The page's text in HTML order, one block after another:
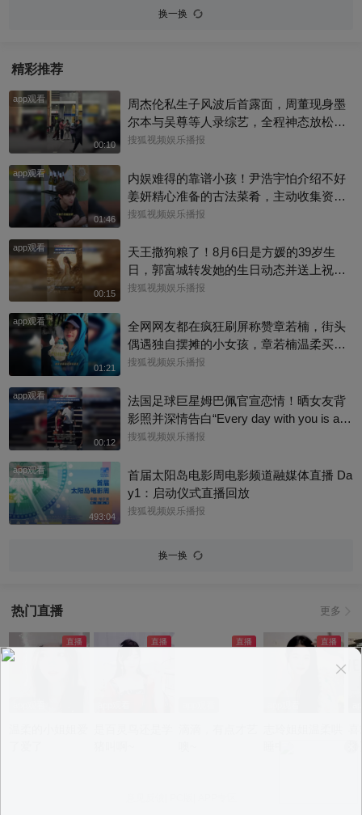
换一换
精彩推荐
app观看
00:10
周杰伦私生子风波后首露面，周董现身墨
尔本与吴尊等人录综艺，全程神态放松、
有说有笑，还主动向路人打招呼，完全没
杰威尔已发声明追责，清者自清#周杰伦
搜狐视频娱乐播报
app观看
01:46
内娱难得的靠谱小孩！尹浩宇怕介绍不好
姜妍精心准备的古法菜肴，主动收集资料
做PDF菜单，标注菜品地域背景配图，连
中餐厅这个暖心片段！#尹浩宇 #姜妍
搜狐视频娱乐播报
app观看
00:15
天王撒狗粮了！8月6日是方媛的39岁生
日，郭富城转发她的生日动态并送上祝
福：“祝老婆生日快乐，身体健康，心想事
甜蜜幸福~
搜狐视频娱乐播报
app观看
01:21
全网网友都在疯狂刷屏称赞章若楠，街头
偶遇独自摆摊的小女孩，章若楠温柔买下
全部小羊，全程弯腰平视小朋友，一举一
包，是她照顾到小孩的自尊心，平等对
待，善意又体面，这种细碎的善意真的很
圈粉～@星同事 @搜狐综艺 @明星狐 #章
搜狐视频娱乐播报
app观看
00:12
法国足球巨星姆巴佩官宣恋情！晒女友背
影照并深情告白“Every day with you is a s
unny day. 有你在的每一天 都是晴天”，据
西托，出演《名校风暴》，祝福祝福~@搜
狐体育 @搜狐跑步 @小申小申
搜狐视频娱乐播报
app观看
493:04
首届太阳岛电影周电影频道融媒体直播 Da
y1：启动仪式直播回放
搜狐视频娱乐播报
换一换
热门直播 更多